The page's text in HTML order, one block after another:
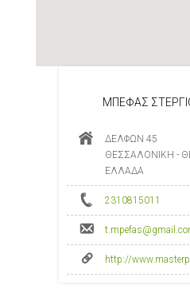
ΜΠΕΦΑΣ
ΔΕΛΦΩΝ 45
ΘΕΣΣΑΛΟΝΙΚΗ -
ΕΛΛΑΔΑ
2310815011
http://